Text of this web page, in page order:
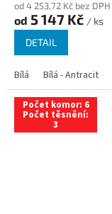
od 4 253,72 Kč bez DPH
od 5 147 Kč / ks
DETAIL
Bílá Bílá - Antracit
Počet komor: 6
Počet těsnění:
3